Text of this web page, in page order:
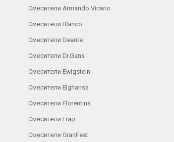
Смесители Armando Vicario
Смесители Blanco
Смесители Deante
Смесители Dr.Gans
Cмесители Ewigstein
Смесители Elghansa
Смесители Florentina
Смесители Frap
Смесители GranFest